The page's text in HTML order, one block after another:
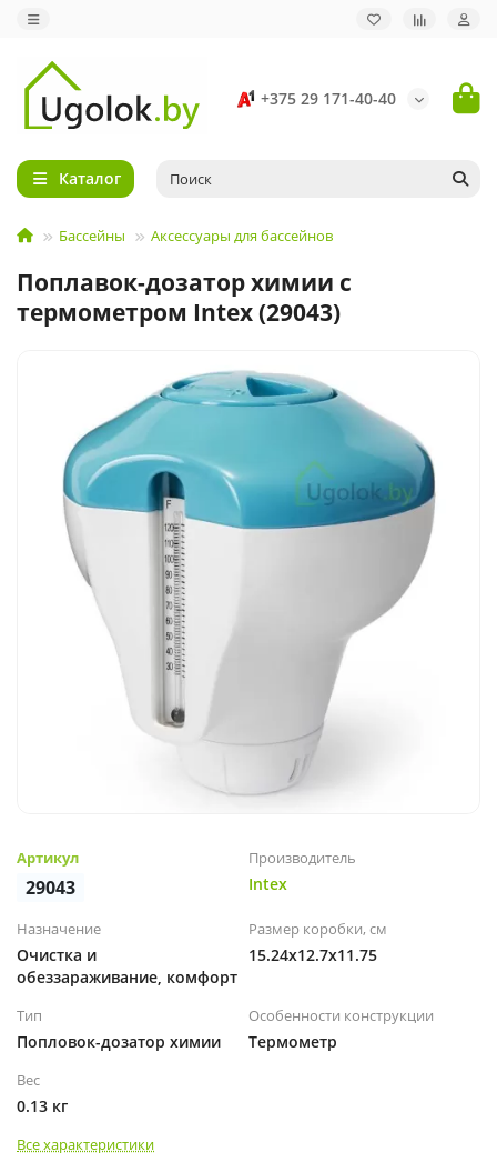
+375 29 171-40-40
Каталог
Бассейны Аксессуары для бассейнов
Поплавок-дозатор химии с
термометром Intex (29043)
Артикул
29043
Производитель
Intex
Назначение
Очистка и
обеззараживание, комфорт
Размер коробки, см
15.24x12.7x11.75
Тип
Попловок-дозатор химии
Особенности конструкции
Термометр
Вес
0.13 кг
Все характеристики